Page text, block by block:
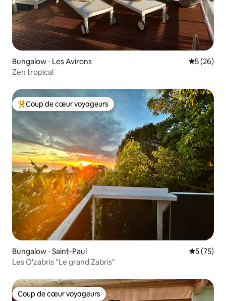
Bungalow ⋅ Les Avirons
5 (26)
Zen tropical
Coups de cœur voyageurs les plus appréciés
Coup de cœur voyageurs
Bungalow ⋅ Saint-Paul
5 (75)
Les O'zabris "Le grand Zabris"
Coup de cœur voyageurs
Coup de cœur voyageurs